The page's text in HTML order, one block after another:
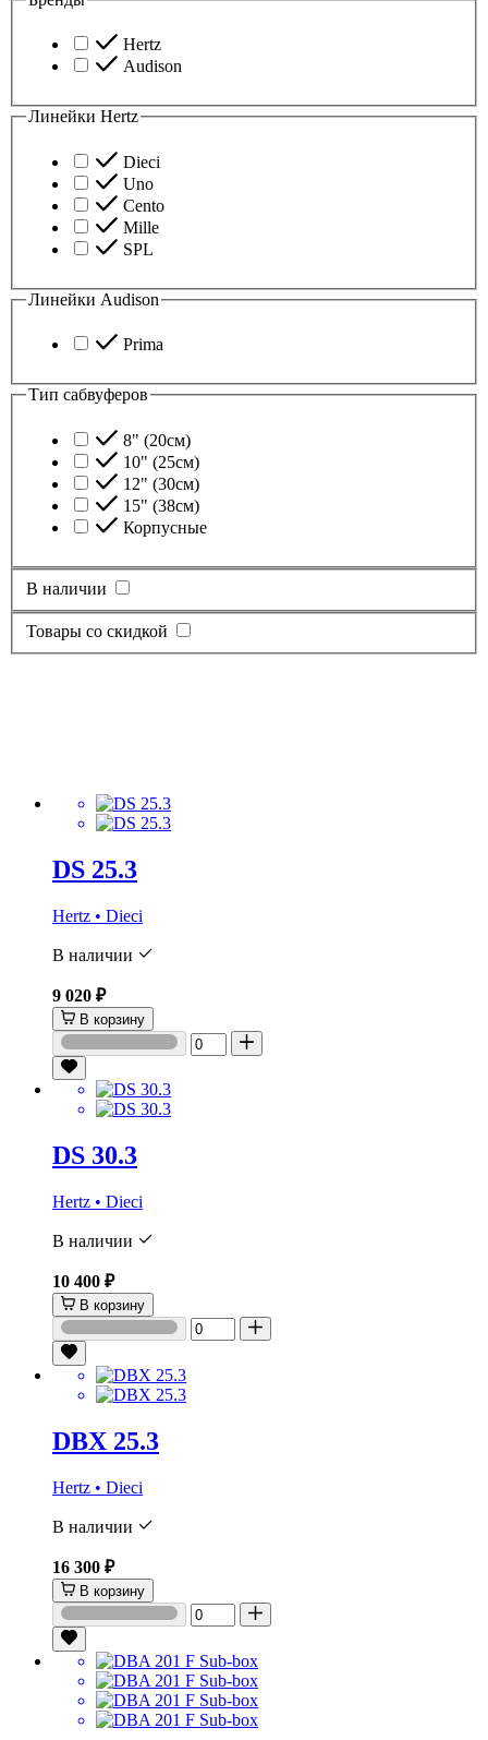
Hertz
Audison
Линейки Hertz
Dieci
Uno
Cento
Mille
SPL
Линейки Audison
Prima
Тип сабвуферов
8" (20см)
10" (25см)
12" (30см)
15" (38см)
Корпусные
В наличии
Товары со скидкой
DS 25.3
Hertz • Dieci
В наличии
9 020 ₽
В корзину
DS 30.3
Hertz • Dieci
В наличии
10 400 ₽
В корзину
DBX 25.3
Hertz • Dieci
В наличии
16 300 ₽
В корзину